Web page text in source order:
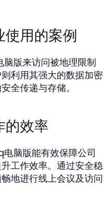
用的案例
版来访问被地理限制
利用其强大的数据加密
全传递与存储。
的效率
脑版能有效保障公司
工作效率。通过安全稳
地进行线上会议及访问